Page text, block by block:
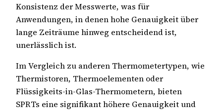
Konsistenz der Messwerte, was für
Anwendungen, in denen hohe Genauigkeit über
lange Zeiträume hinweg entscheidend ist,
unerlässlich ist.
Im Vergleich zu anderen Thermometertypen, wie
Thermistoren, Thermoelementen oder
Flüssigkeits-in-Glas-Thermometern, bieten
SPRTs eine signifikant höhere Genauigkeit und